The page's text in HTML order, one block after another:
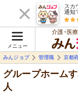
スカ
通知
メニュー
介護･医
みんジョブ
管理職 京都
グループホーム
人